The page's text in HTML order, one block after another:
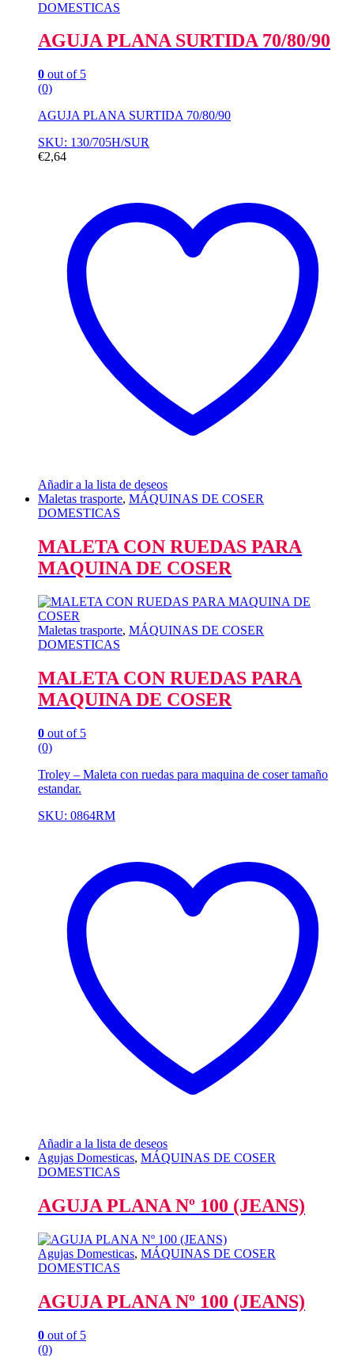
DOMESTICAS
AGUJA PLANA SURTIDA 70/80/90
0 out of 5
(0)
AGUJA PLANA SURTIDA 70/80/90
SKU: 130/705H/SUR
€2,64
Añadir a la lista de deseos
Maletas trasporte, MÁQUINAS DE COSER
DOMESTICAS
MALETA CON RUEDAS PARA
MAQUINA DE COSER
Maletas trasporte, MÁQUINAS DE COSER
DOMESTICAS
MALETA CON RUEDAS PARA
MAQUINA DE COSER
0 out of 5
(0)
Troley – Maleta con ruedas para maquina de coser tamaño
estandar.
SKU: 0864RM
Añadir a la lista de deseos
Agujas Domesticas, MÁQUINAS DE COSER
DOMESTICAS
AGUJA PLANA Nº 100 (JEANS)
Agujas Domesticas, MÁQUINAS DE COSER
DOMESTICAS
AGUJA PLANA Nº 100 (JEANS)
0 out of 5
(0)